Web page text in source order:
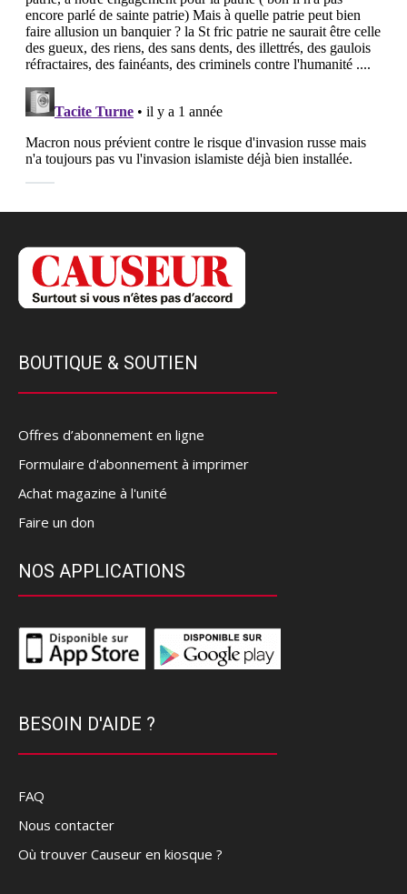
BOUTIQUE & SOUTIEN
Offres d’abonnement en ligne
Formulaire d'abonnement à imprimer
Achat magazine à l'unité
Faire un don
NOS APPLICATIONS
BESOIN D'AIDE ?
FAQ
Nous contacter
Où trouver Causeur en kiosque ?